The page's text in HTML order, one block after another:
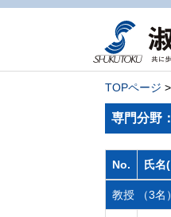
TOPページ
専門分野
No. 氏名
教授 （3名）